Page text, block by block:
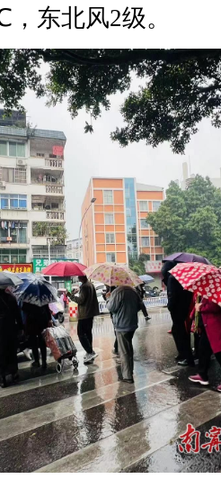
东北风2级。